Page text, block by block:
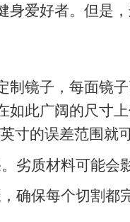
爱好者。但是
镜子，每面镜
此广阔的尺寸
寸的误差范围就
劣质材料可能会
确保每个切割都